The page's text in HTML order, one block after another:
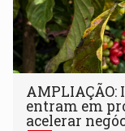
AMPLIAÇÃO:
entram em
acelerar